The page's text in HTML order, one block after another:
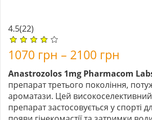
4.5(22)
1070 грн – 2100 грн
Anastrozolos 1mg Pharmacom
препарат третього покоління,
ароматази. Цей
препарат застосовується у спорті